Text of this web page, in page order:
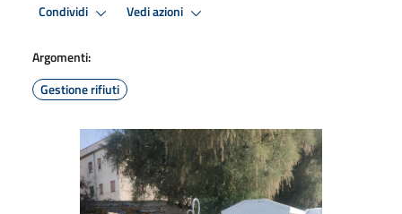
Condividi Vedi azioni
Argomenti:
Gestione rifiuti